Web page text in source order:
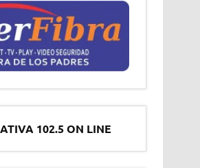
102.5 ON LINE